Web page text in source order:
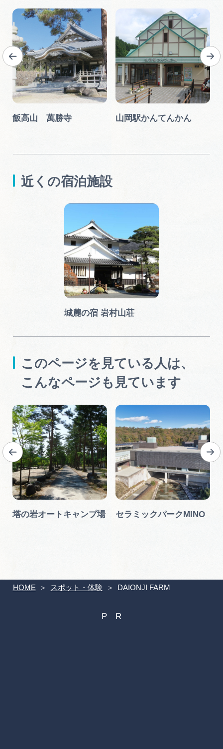
HOME スポット・体験 DAIONJI FARM
飯高山 萬勝寺 山岡駅かんてんかん
近くの宿泊施設
城麓の宿 岩村山荘
このページを見ている人は、
こんなページも見ています
塔の岩オートキャンプ場 セラミックパークMINO